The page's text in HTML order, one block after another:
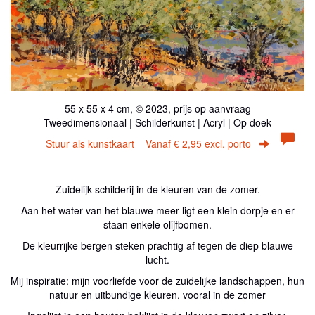
55 x 55 x 4 cm, © 2023, prijs op aanvraag
Tweedimensionaal | Schilderkunst | Acryl | Op doek
Stuur als kunstkaart Vanaf € 2,95 excl. porto
Zuidelijk schilderij in de kleuren van de zomer.
Aan het water van het blauwe meer ligt een klein dorpje en er
staan enkele olijfbomen.
De kleurrijke bergen steken prachtig af tegen de diep blauwe
lucht.
Mij inspiratie: mijn voorliefde voor de zuidelijke landschappen, hun
natuur en uitbundige kleuren, vooral in de zomer